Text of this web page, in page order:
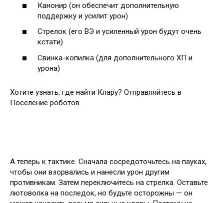
Канонир (он обеспечит дополнительную
поддержку и усилит урон)
Стрелок (его ВЭ и усиленный урон будут очень
кстати)
Свинка-копилка (для дополнительного ХП и
урона)
Хотите узнать, где найти Клару? Отправляйтесь в
Поселение роботов.
А теперь к тактике. Сначала сосредоточьтесь на пауках,
чтобы они взорвались и нанесли урон другим
противникам. Затем переключитесь на стрелка. Оставьте
лютоволка на последок, но будьте осторожны — он